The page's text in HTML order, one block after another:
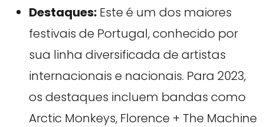
Destaques:Este é um dos maiores
festivais de Portugal, conhecido por
sua linha diversificada de artistas
internacionais e nacionais. Para 2023,
os destaques incluem bandas como
Arctic Monkeys, Florence + The Machine